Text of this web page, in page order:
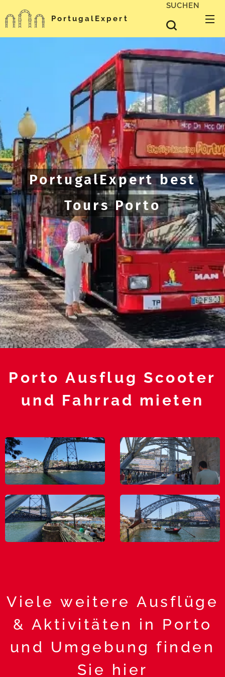
PortugalExpert
SUCHEN
PortugalExpert best
Tours Porto
Porto Ausflug Scooter
und Fahrrad mieten
Viele weitere Ausflüge
& Aktivitäten in Porto
und Umgebung finden
Sie hier